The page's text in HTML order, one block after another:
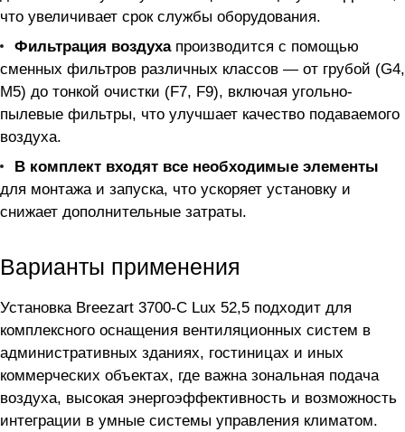
что увеличивает срок службы оборудования.
Фильтрация воздухапроизводится с помощью
сменных фильтров различных классов — от грубой (G4,
M5) до тонкой очистки (F7, F9), включая угольно-
пылевые фильтры, что улучшает качество подаваемого
воздуха.
В комплект входят все необходимые элементы
для монтажа и запуска, что ускоряет установку и
снижает дополнительные затраты.
Варианты применения
Установка Breezart 3700-C Lux 52,5 подходит для
комплексного оснащения вентиляционных систем в
административных зданиях, гостиницах и иных
коммерческих объектах, где важна зональная подача
воздуха, высокая энергоэффективность и возможность
интеграции в умные системы управления климатом.